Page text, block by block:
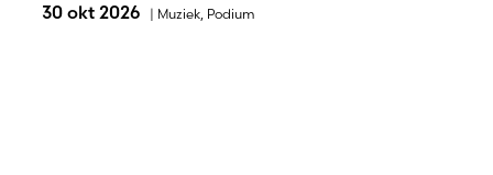
30 okt 2026 | Muziek, Podium